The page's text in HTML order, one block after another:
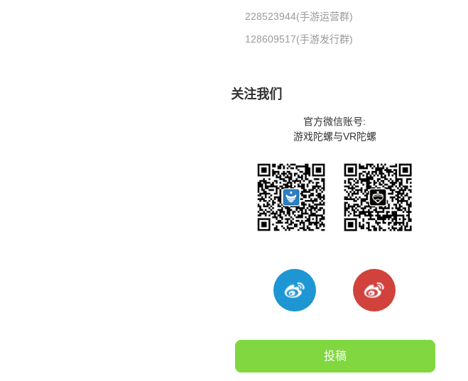
228523944(手游运营群)
128609517(手游发行群)
关注我们
官方微信账号:
游戏陀螺与VR陀螺
投稿